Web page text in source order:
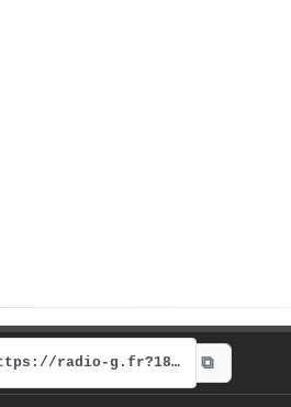
https://radio-g.fr?18379 ⧉